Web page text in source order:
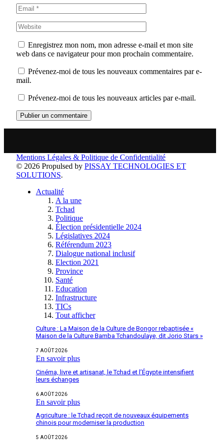
Enregistrez mon nom, mon adresse e-mail et mon site
web dans ce navigateur pour mon prochain commentaire.
Prévenez-moi de tous les nouveaux commentaires par e-
mail.
Prévenez-moi de tous les nouveaux articles par e-mail.
Mentions Légales & Politique de Confidentialité
© 2026 Propulsed by PISSAY TECHNOLOGIES ET
SOLUTIONS.
Actualité
A la une
Tchad
Politique
Élection présidentielle 2024
Législatives 2024
Référendum 2023
Dialogue national inclusif
Election 2021
Province
Santé
Education
Infrastructure
TICs
Tout afficher
Culture : La Maison de la Culture de Bongor rebaptisée «
Maison de la Culture Bamba Tchandoulaye, dit Jorio Stars »
7 AOÛT 2026
En savoir plus
Cinéma, livre et artisanat, le Tchad et l’Égypte intensifient
leurs échanges
6 AOÛT 2026
En savoir plus
Agriculture : le Tchad reçoit de nouveaux équipements
chinois pour moderniser la production
5 AOÛT 2026